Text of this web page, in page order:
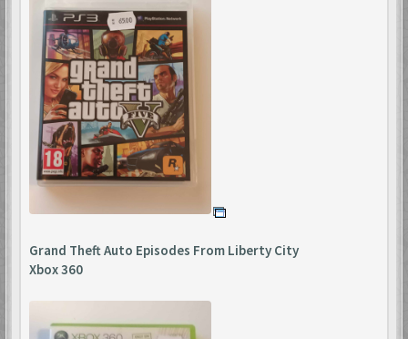
Grand Theft Auto Episodes From Liberty City
Xbox 360